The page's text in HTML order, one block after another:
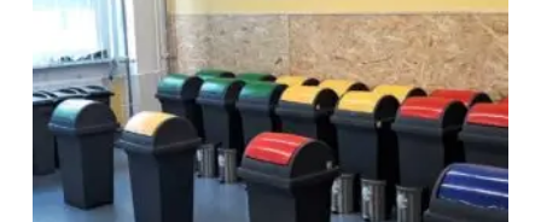
ŠPORT
KULTÚRA
FOTKY
VIDEO
MIX